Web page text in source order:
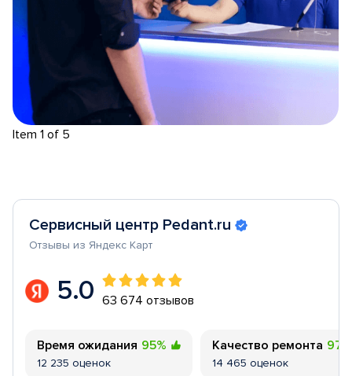
Item 1 of 5
Сервисный центр Pedant.ru
Отзывы из Яндекс Карт
5.0 63 674 отзывов
Время ожидания 95%
12 235 оценок
Качество ремонта 97%
14 465 оценок